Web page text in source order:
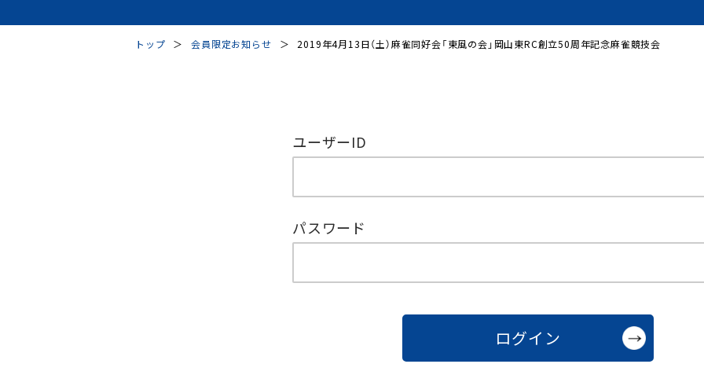
トップ ＞ 会員限定お知らせ ＞ 2019年4月13日（土）麻雀同好会「東風の会」岡山東RC創立50周年記念麻雀競技会
ユーザーID
パスワード